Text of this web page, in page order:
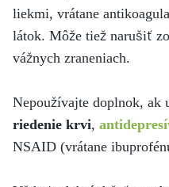
liekmi, vrátane
látok. Môže tiež narušiť
vážnych zraneniach.
Nepoužívajte doplnok, ak
riedenie krvi,
NSAID (vrátane